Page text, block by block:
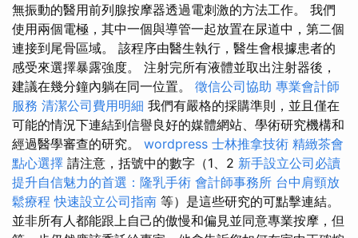
無振動的醫用前列腺按摩器透過電刺激的方法工作。 我們
使用兩個電極，其中一個與導管一起放置在尿道中，第二個
連接到尾骨區域。 該程序由醫生執行，醫生會根據患者的
感受來選擇暴露強度。 注射完所有液體並取出注射器後，
建議在幾分鐘內躺在同一位置。 徵信公司協助 專業會計師
服務 清潔公司費用明細 我們有嚴格的採購準則，並且僅在
可能的情況下連結到信譽良好的媒體網站、學術研究機構和
經過醫學審查的研究。 wordpress 士林推拿技術 精緻茶會
點心選擇 請注意，括號中的數字（1、2 新手設立公司必讀
提升自信魅力的首選：隆乳手術 會計師事務所 台中肩頸放
鬆療程快速設立公司指南 等）是這些研究的可點擊連結。
並非所有人都能跟上自己的傲慢和偏見並同意專業按摩，但